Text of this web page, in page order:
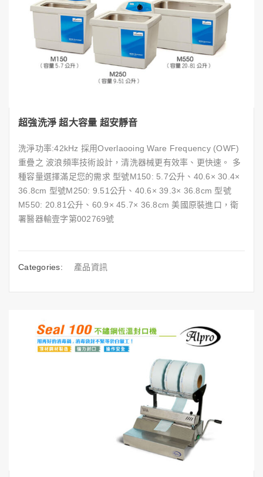
超強洗淨 超大容量 超安靜音
洗淨功率:42kHz 採用Overlaooing Ware Frequency (OWF)
重疊之 波浪頻率技術設計，清洗器械更有效率、更快速。 多
種容量選擇滿足您的需求 型號M150: 5.7公升、40.6× 30.4×
36.8cm 型號M250: 9.51公升、40.6× 39.3× 36.8cm 型號
M550: 20.81公升、60.9× 45.7× 36.8cm 美國原裝進口，衛
署醫器輸壹字第002769號
Categories: 產品資訊